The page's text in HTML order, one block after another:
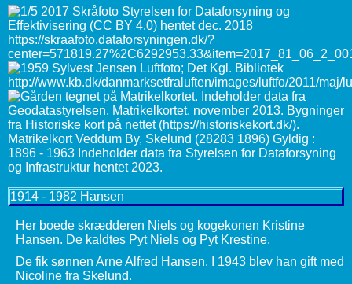
1914 - 1982 Hansen
Her boede skrædderen Niels og kogekonen Kristine
Hansen. De kaldtes Pyt Niels og Pyt Krestine.
De fik sønnen Arne Alfred Hansen. I 1943 blev han gift med
Nicoline fra Skelund.